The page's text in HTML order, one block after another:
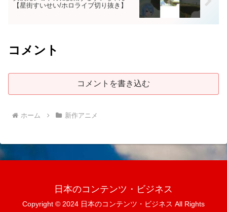
【星街すいせい/ホロライブ切り抜き】
コメント
コメントを書き込む
ホーム 新作アニメ
日本のコンテンツ・ビジネス
Copyright © 2024 日本のコンテンツ・ビジネス All Rights